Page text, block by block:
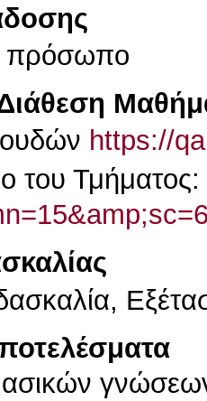
πρόσωπο
https://
του Τμήματος: